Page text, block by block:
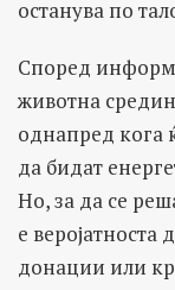
останува по
Според
животна
однапред кога
да бидат
Но, за да се
е веројатноста
донации или